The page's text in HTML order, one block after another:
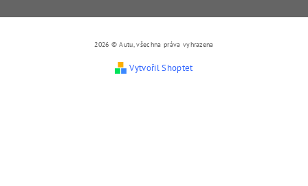
2026 © Autu, všechna práva vyhrazena
Vytvořil Shoptet